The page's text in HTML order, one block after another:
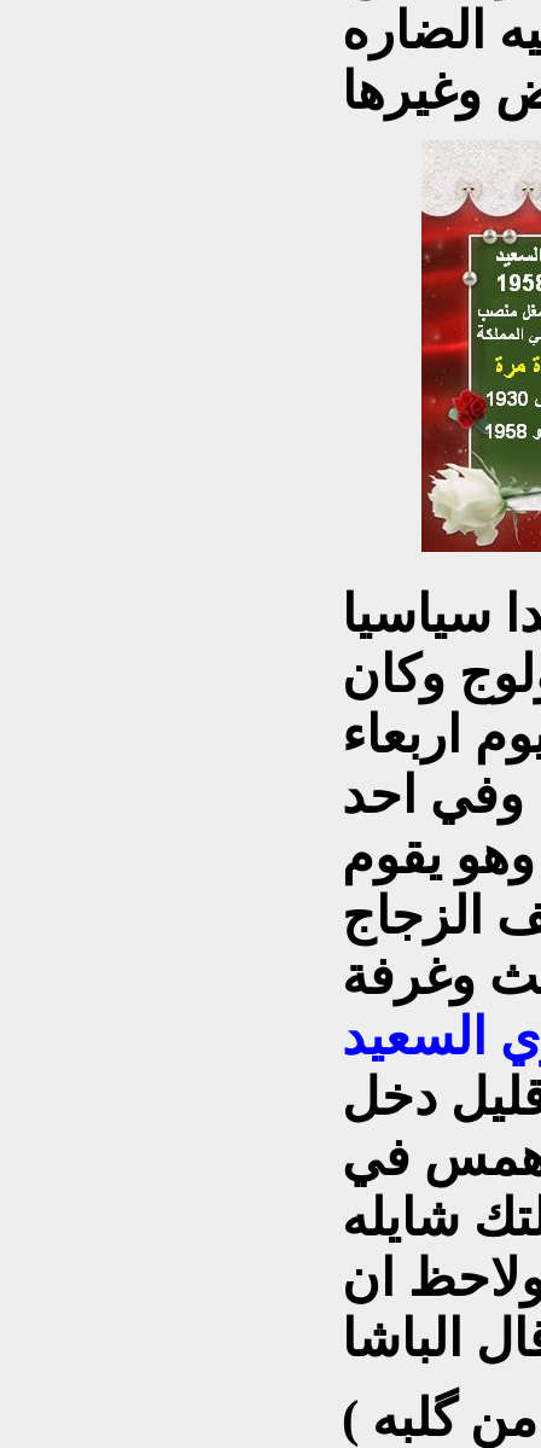
الضاره
سياسيا
وكان
اربعاء
وفي احد
الاربعاء من عام 1956 وهو يقوم
الزجاج
وغرفة
السعيد
دخل
في
شايله
ان